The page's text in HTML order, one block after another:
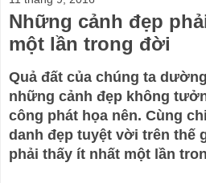
Những cảnh đẹp
một lần trong đời
Quả đất của chúng ta
những cảnh đẹp không
công phát họa nên. Cùng
danh đẹp tuyệt vời trên thế
phải thấy ít nhất một lần